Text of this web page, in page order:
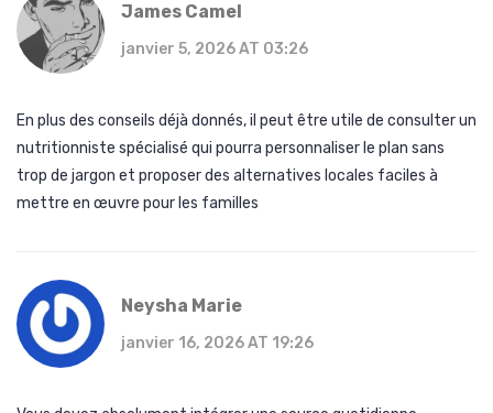
James Camel
janvier 5, 2026 AT 03:26
En plus des conseils déjà donnés, il peut être utile de consulter un
nutritionniste spécialisé qui pourra personnaliser le plan sans
trop de jargon et proposer des alternatives locales faciles à
mettre en œuvre pour les familles
Neysha Marie
janvier 16, 2026 AT 19:26